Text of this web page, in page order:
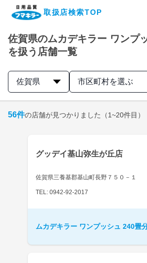
取扱店検索TOP
企業・IR情報サイト
製品情報サイト
取扱店検索はこちら
佐賀県のムカデキラー ワンプ
を扱う店舗一覧
佐賀県 市区町村を選ぶ
56件の店舗が見つかりました （1~20件目）
グッデイ基山弥生が丘店
佐賀県三養基郡基山町長野７５０－１
TEL: 0942-92-2017
ムカデキラー ワンプッシュ 240畳